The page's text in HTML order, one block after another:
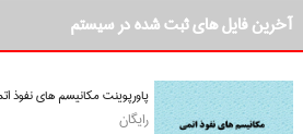
آخرین فایل های ثبت شده در سیستم
پاورپوینت مکانیسم های نفوذ
رایگان